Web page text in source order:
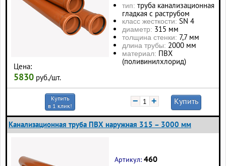
Цена:
5830 руб./шт.
тип: труба канализационная
гладкая с раструбом
класс жесткости: SN 4
диаметр: 315 мм
толщина стенки: 7,7 мм
длина трубы: 2000 мм
материал: ПВХ
(поливинилхлорид)
Купить
в 1 клик!
− + Купить
Канализационная труба ПВХ наружная 315 – 3000 мм
Артикул: 460